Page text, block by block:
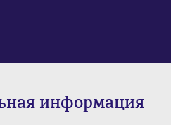
информация